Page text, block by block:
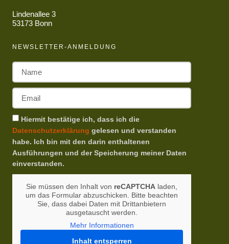
Lindenallee 3
53173 Bonn
NEWSLETTER-ANMELDUNG
Hiermit bestätige ich, dass ich die
Datenschutzerklärung gelesen und verstanden
habe. Ich bin mit den darin enthaltenen
Ausführungen und der Speicherung meiner Daten
einverstanden.
Sie müssen den Inhalt von reCAPTCHA laden,
um das Formular abzuschicken. Bitte beachten
Sie, dass dabei Daten mit Drittanbietern
ausgetauscht werden.
Mehr Informationen
Inhalt entsperren